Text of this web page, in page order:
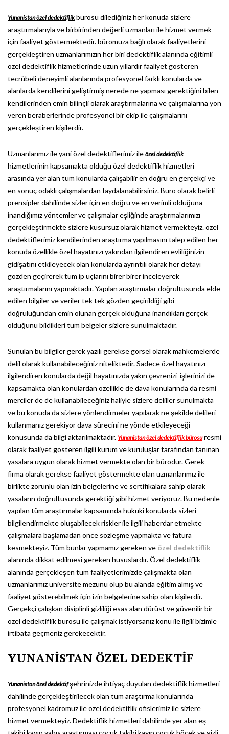
Yunanistan özel dedektiflikbürosu dilediğiniz her konuda sizlere
araştırmalarıyla ve birbirinden değerli uzmanları ile hizmet vermek
için faaliyet göstermektedir. büromuza bağlı olarak faaliyetlerini
gerçekleştiren uzmanlarımızın her biri dedektiflik alanında eğitimli
özel dedektiflik hizmetlerinde uzun yıllardır faaliyet gösteren
tecrübeli deneyimli alanlarında profesyonel farklı konularda ve
alanlarda kendilerini geliştirmiş nerede ne yapması gerektiğini bilen
kendilerinden emin bilinçli olarak araştırmalarına ve çalışmalarına yön
veren beraberlerinde profesyonel bir ekip ile çalışmalarını
gerçekleştiren kişilerdir.
Uzmanlarımız ile yani özel dedektiflerimiz ile özel dedektiflik
hizmetlerinin kapsamakta olduğu özel dedektiflik hizmetleri
arasında yer alan tüm konularda çalışabilir en doğru en gerçekçi ve
en sonuç odaklı çalışmalardan faydalanabilirsiniz. Büro olarak belirli
prensipler dahilinde sizler için en doğru ve en verimli olduğuna
inandığımız yöntemler ve çalışmalar eşliğinde araştırmalarımızı
gerçekleştirmekte sizlere kusursuz olarak hizmet vermekteyiz. özel
dedektiflerimiz kendilerinden araştırma yapılmasını talep edilen her
konuda özellikle özel hayatınızı yakından ilgilendiren evliliğinizin
gidişatını etkileyecek olan konularda ayrıntılı olarak her detayı
gözden geçirerek tüm ip uçlarını birer birer inceleyerek
araştırmalarını yapmaktadır. Yapılan araştırmalar doğrultusunda elde
edilen bilgiler ve veriler tek tek gözden geçirildiği gibi
doğruluğundan emin olunan gerçek olduğuna inandıkları gerçek
olduğunu bildikleri tüm belgeler sizlere sunulmaktadır.
Sunulan bu bilgiler gerek yazılı gerekse görsel olarak mahkemelerde
delil olarak kullanabileceğiniz niteliktedir. Sadece özel hayatınızı
ilgilendiren konularda değil hayatınızda yakın çevrenizi işlerinizi de
kapsamakta olan konulardan özellikle de dava konularında da resmi
merciler de de kullanabileceğiniz haliyle sizlere deliller sunulmakta
ve bu konuda da sizlere yönlendirmeler yapılarak ne şekilde delileri
kullanmanız gerekiyor dava sürecini ne yönde etkileyeceği
konusunda da bilgi aktarılmaktadır. Yunanistan özel dedektiflik bürosuresmi
olarak faaliyet gösteren ilgili kurum ve kuruluşlar tarafından tanınan
yasalara uygun olarak hizmet vermekte olan bir bürodur. Gerek
firma olarak gerekse faaliyet göstermekte olan uzmanlarımız ile
birlikte zorunlu olan izin belgelerine ve sertifikalara sahip olarak
yasaların doğrultusunda gerektiği gibi hizmet veriyoruz. Bu nedenle
yapılan tüm araştırmalar kapsamında hukuki konularda sizleri
bilgilendirmekte oluşabilecek riskler ile ilgili haberdar etmekte
çalışmalara başlamadan önce sözleşme yapmakta ve fatura
kesmekteyiz. Tüm bunlar yapmamız gereken ve özel dedektiflik
alanında dikkat edilmesi gereken hususlardır. Özel dedektiflik
alanında gerçekleşen tüm faaliyetlerimizde çalışmakta olan
uzmanlarımız üniversite mezunu olup bu alanda eğitim almış ve
faaliyet gösterebilmek için izin belgelerine sahip olan kişilerdir.
Gerçekçi çalışkan disiplinli gizliliği esas alan dürüst ve güvenilir bir
özel dedektiflik bürosu ile çalışmak istiyorsanız konu ile ilgili bizimle
irtibata geçmeniz gerekecektir.
YUNANİSTAN ÖZEL DEDEKTİF
Yunanistan özel dedektifşehrinizde ihtiyaç duyulan dedektiflik hizmetleri
dahilinde gerçekleştirilecek olan tüm araştırma konularında
profesyonel kadromuz ile özel dedektiflik ofislerimiz ile sizlere
hizmet vermekteyiz. Dedektiflik hizmetleri dahilinde yer alan eş